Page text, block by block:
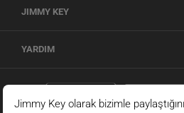
JIMMY KEY
YARDIM